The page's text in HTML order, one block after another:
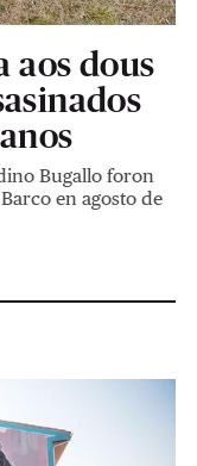
aos dous
Bugallo foron
en agosto de